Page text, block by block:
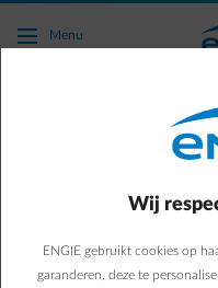
Ga naar de hoofdinhoud
Menu
10 tips om
impact
Wij
ENGIE gebruikt cookies op
garanderen, deze te